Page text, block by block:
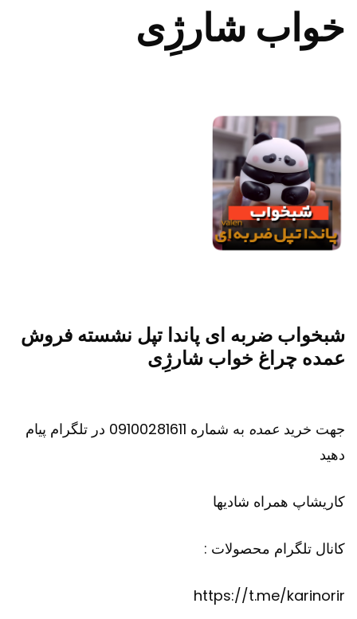
خواب شارژِی
شبخواب ضربه ای پاندا تپل نشسته فروش
عمده چراغ خواب شارژِی
جهت خرید عمده
به شماره 09100281611 در تلگرام پیام
دهید
کاریشاپ همراه شادیها
کانال تلگرام محصولات :
https://t.me/karinorir